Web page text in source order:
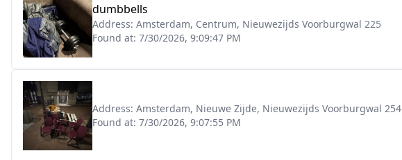
dumbbells
Address: Amsterdam, Centrum, Nieuwezijds Voorburgwal 225
Found at: 7/30/2026, 9:09:47 PM
Address: Amsterdam, Nieuwe Zijde, Nieuwezijds Voorburgwal 254
Found at: 7/30/2026, 9:07:55 PM